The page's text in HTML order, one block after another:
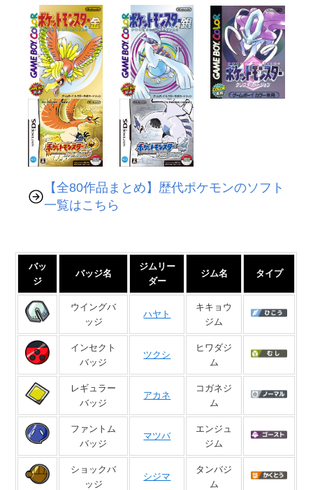
【全80作品まとめ】歴代ポケモンのソフト
一覧はこちら
バッ
ジ
バッジ名
ジムリー
ダー
ジム名 タイプ
ウイングバ
ッジ
ハヤト
キキョウ
ジム
インセクト
バッジ
ツクシ
ヒワダジ
ム
レギュラー
バッジ
アカネ
コガネジ
ム
ファントム
バッジ
マツバ
エンジュ
ジム
ショックバ
ッジ
シジマ
タンバジ
ム